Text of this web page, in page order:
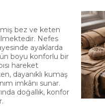
bez ve keten
Nefes
ayaklarda
boyu konforlu bir
hareket
dayanıklı kumaş
imkânı sunar.
doğallık, konfor